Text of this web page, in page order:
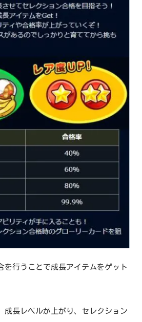
を行うことで成長アイテムをゲット
成長レベルが上がり、セレクション